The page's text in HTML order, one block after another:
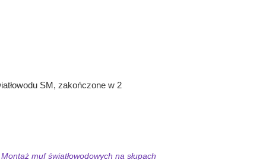
SM, zakończone w 2
Montaż muf światłowodowych na słupach